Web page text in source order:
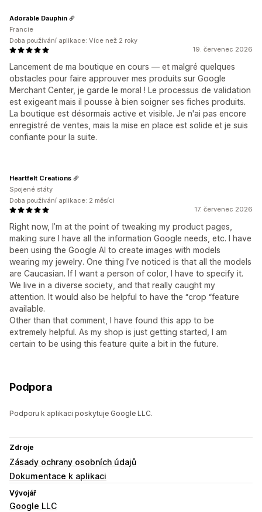
19. červenec 2026
Lancement de ma boutique en cours — et malgré quelques
obstacles pour faire approuver mes produits sur Google
Merchant Center, je garde le moral ! Le processus de validation
est exigeant mais il pousse à bien soigner ses fiches produits.
La boutique est désormais active et visible. Je n'ai pas encore
enregistré de ventes, mais la mise en place est solide et je suis
confiante pour la suite.
Adorable Dauphin
Francie
Doba používání aplikace: Více než 2 roky
17. červenec 2026
Right now, I’m at the point of tweaking my product pages,
making sure I have all the information Google needs, etc. I have
been using the Google AI to create images with models
wearing my jewelry. One thing I’ve noticed is that all the models
are Caucasian. If I want a person of color, I have to specify it.
We live in a diverse society, and that really caught my
attention. It would also be helpful to have the “crop “feature
available.
Other than that comment, I have found this app to be
extremely helpful. As my shop is just getting started, I am
certain to be using this feature quite a bit in the future.
Heartfelt Creations
Spojené státy
Doba používání aplikace: 2 měsíci
Podpora
Podporu k aplikaci poskytuje Google LLC.
Zdroje
Zásady ochrany osobních údajů
Dokumentace k aplikaci
Vývojář
Google LLC